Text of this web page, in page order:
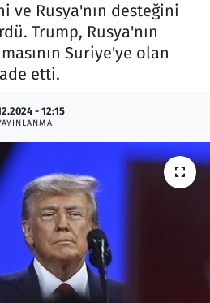
ve Rusya'nın desteğini
Trump, Rusya'nın
Suriye'ye olan
etti.
- 12:15